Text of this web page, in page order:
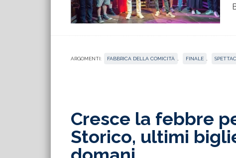
ARGOMENTI: FABBRICA DELLA COMICITÀ FINALE
Cresce la febbre
Storico, ultimi